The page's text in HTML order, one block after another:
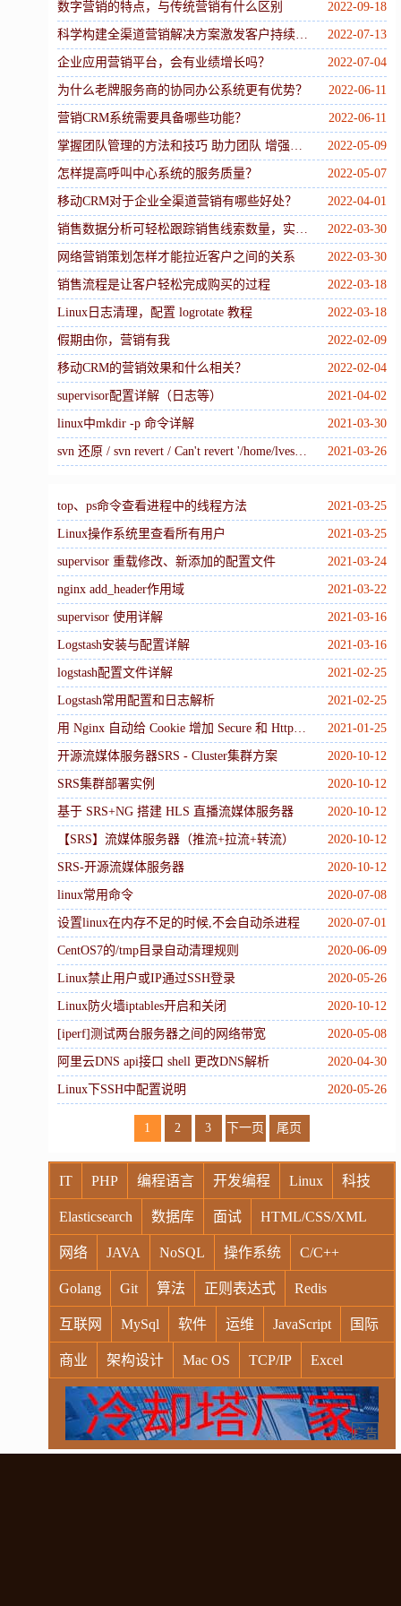
2022-09-18
数字营销的特点，与传统营销有什么区别
2022-07-13
科学构建全渠道营销解决方案激发客户持续互动
2022-07-04
企业应用营销平台，会有业绩增长吗？
2022-06-11
为什么老牌服务商的协同办公系统更有优势？
2022-06-11
营销CRM系统需要具备哪些功能？
2022-05-09
掌握团队管理的方法和技巧 助力团队 增强执行力
2022-05-07
怎样提高呼叫中心系统的服务质量？
2022-04-01
移动CRM对于企业全渠道营销有哪些好处？
2022-03-30
销售数据分析可轻松跟踪销售线索数量，实时查看销售数据分析报告
2022-03-30
网络营销策划怎样才能拉近客户之间的关系
2022-03-18
销售流程是让客户轻松完成购买的过程
2022-03-18
Linux日志清理，配置 logrotate 教程
2022-02-09
假期由你，营销有我
2022-02-04
移动CRM的营销效果和什么相关？
2021-04-02
supervisor配置详解（日志等）
2021-03-30
linux中mkdir -p 命令详解
2021-03-26
svn 还原 / svn revert / Can't revert '/home/lvesu/xxx...' without reverting parent
2021-03-25
top、ps命令查看进程中的线程方法
2021-03-25
Linux操作系统里查看所有用户
2021-03-24
supervisor 重载修改、新添加的配置文件
2021-03-22
nginx add_header作用域
2021-03-16
supervisor 使用详解
2021-03-16
Logstash安装与配置详解
2021-02-25
logstash配置文件详解
2021-02-25
Logstash常用配置和日志解析
2021-01-25
用 Nginx 自动给 Cookie 增加 Secure 和 HttpOnly
2020-10-12
开源流媒体服务器SRS - Cluster集群方案
2020-10-12
SRS集群部署实例
2020-10-12
基于 SRS+NG 搭建 HLS 直播流媒体服务器
2020-10-12
【SRS】流媒体服务器（推流+拉流+转流）
2020-10-12
SRS-开源流媒体服务器
2020-07-08
linux常用命令
2020-07-01
设置linux在内存不足的时候,不会自动杀进程
2020-06-09
CentOS7的/tmp目录自动清理规则
2020-05-26
Linux禁止用户或IP通过SSH登录
2020-10-12
Linux防火墙iptables开启和关闭
2020-05-08
[iperf]测试两台服务器之间的网络带宽
2020-04-30
阿里云DNS api接口 shell 更改DNS解析
2020-05-26
Linux下SSH中配置说明
1 2 3 下一页 尾页
IT PHP 编程语言 开发编程 Linux 科技
Elasticsearch 数据库 面试 HTML/CSS/XML
网络 JAVA NoSQL 操作系统 C/C++
Golang Git 算法 正则表达式 Redis
互联网 MySql 软件 运维 JavaScript 国际
商业 架构设计 Mac OS TCP/IP Excel
Windows Oracle Socket VR Vim
MongoDB 运营 Python MemCache 硬件广告